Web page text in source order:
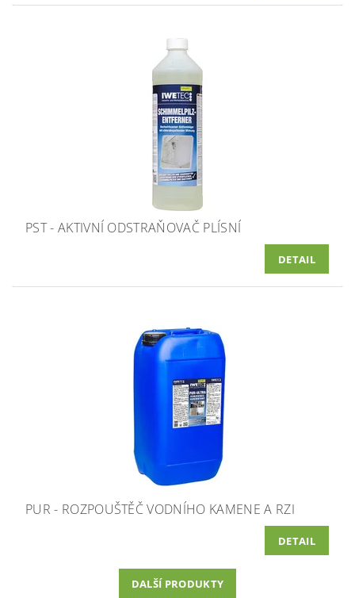
PST - AKTIVNÍ ODSTRAŇOVAČ PLÍSNÍ
DETAIL
PUR - ROZPOUŠTĚČ VODNÍHO KAMENE A RZI
DETAIL
DALŠÍ PRODUKTY